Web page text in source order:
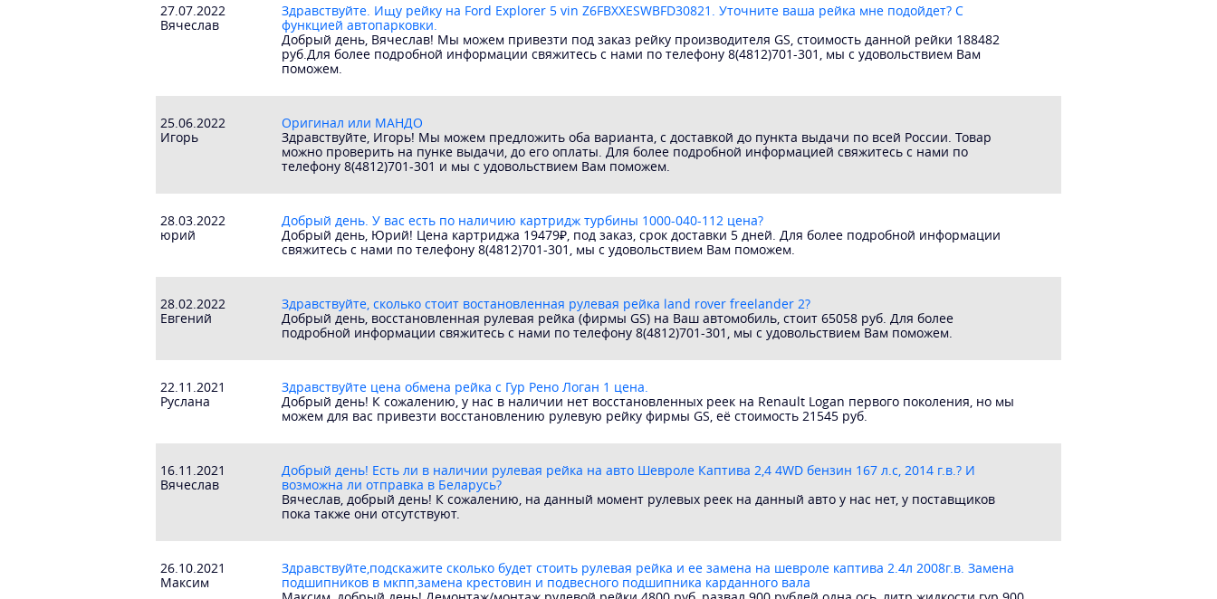
27.07.2022
Вячеслав
Здравствуйте. Ищу рейку на Ford Explorer 5 vin Z6FBXXESWBFD30821. Уточните ваша рейка мне подойдет? С
функцией автопарковки.
Добрый день, Вячеслав! Мы можем привезти под заказ рейку производителя GS, стоимость данной рейки 188482
руб.Для более подробной информации свяжитесь с нами по телефону 8(4812)701-301, мы с удовольствием Вам
поможем.
25.06.2022
Игорь
Оригинал или МАНДО
Здравствуйте, Игорь! Мы можем предложить оба варианта, с доставкой до пункта выдачи по всей России. Товар
можно проверить на пунке выдачи, до его оплаты. Для более подробной информацией свяжитесь с нами по
телефону 8(4812)701-301 и мы с удовольствием Вам поможем.
28.03.2022
юрий
Добрый день. У вас есть по наличию картридж турбины 1000-040-112 цена?
Добрый день, Юрий! Цена картриджа 19479₽, под заказ, срок доставки 5 дней. Для более подробной информации
свяжитесь с нами по телефону 8(4812)701-301, мы с удовольствием Вам поможем.
28.02.2022
Евгений
Здравствуйте, сколько стоит востановленная рулевая рейка land rover freelander 2?
Добрый день, восстановленная рулевая рейка (фирмы GS) на Ваш автомобиль, стоит 65058 руб. Для более
подробной информации свяжитесь с нами по телефону 8(4812)701-301, мы с удовольствием Вам поможем.
22.11.2021
Руслана
Здравствуйте цена обмена рейка с Гур Рено Логан 1 цена.
Добрый день! К сожалению, у нас в наличии нет восстановленных реек на Renault Logan первого поколения, но мы
можем для вас привезти восстановлению рулевую рейку фирмы GS, её стоимость 21545 руб.
16.11.2021
Вячеслав
Добрый день! Есть ли в наличии рулевая рейка на авто Шевроле Каптива 2,4 4WD бензин 167 л.с, 2014 г.в.? И
возможна ли отправка в Беларусь?
Вячеслав, добрый день! К сожалению, на данный момент рулевых реек на данный авто у нас нет, у поставщиков
пока также они отсутствуют.
26.10.2021
Максим
Здравствуйте,подскажите сколько будет стоить рулевая рейка и ее замена на шевроле каптива 2.4л 2008г.в. Замена
подшипников в мкпп,замена крестовин и подвесного подшипника карданного вала